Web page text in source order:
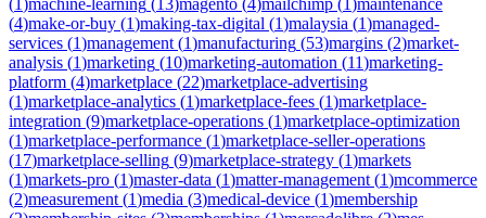
(4)make-or-buy (1)making-tax-digital (1)malaysia (1)managed-
services (1)management (1)manufacturing (53)margins (2)market-
analysis (1)marketing (10)marketing-automation (11)marketing-
platform (4)marketplace (22)marketplace-advertising
(1)marketplace-analytics (1)marketplace-fees (1)marketplace-
integration (9)marketplace-operations (1)marketplace-optimization
(1)marketplace-performance (1)marketplace-seller-operations
(17)marketplace-selling (9)marketplace-strategy (1)markets
(1)markets-pro (1)master-data (1)matter-management (1)mcommerce
(2)measurement (1)media (3)medical-device (1)membership